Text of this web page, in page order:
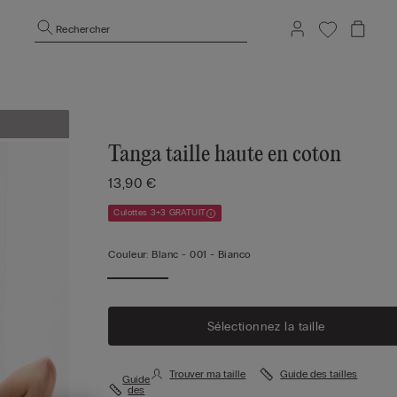
Rechercher
Tanga taille haute en coton
13,90 €
Culottes 3+3 GRATUIT
Couleur: Blanc -001 - Bianco
Sélectionnez la taille
Guide
des
Trouver ma taille Guide des tailles